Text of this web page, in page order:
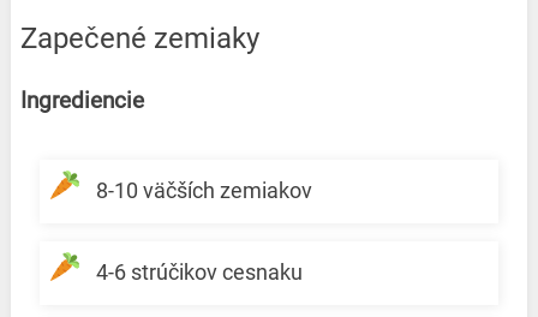
Zapečené zemiaky
Ingrediencie
8-10 väčších zemiakov
4-6 strúčikov cesnaku